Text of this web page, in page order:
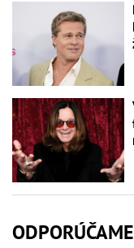
ODPORÚČAME